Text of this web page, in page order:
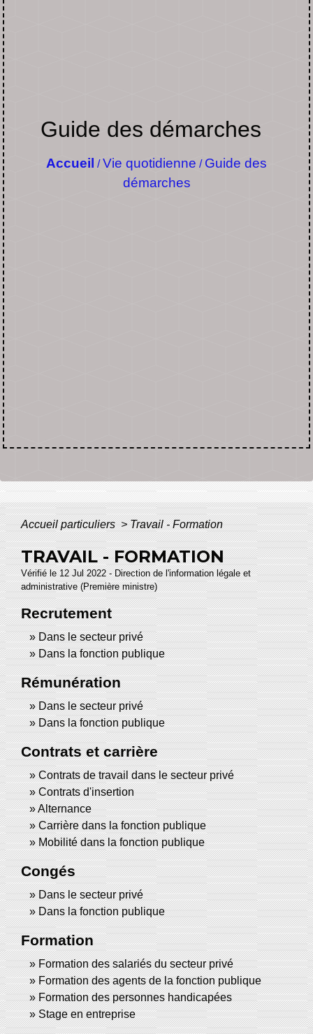
Guide des démarches
Accueil /Vie quotidienne / Guide des
démarches
Accueil particuliers> Travail - Formation
TRAVAIL - FORMATION
Vérifié le 12 Jul 2022 - Direction de l'information légale et
administrative (Première ministre)
Recrutement
Dans le secteur privé
Dans la fonction publique
Rémunération
Dans le secteur privé
Dans la fonction publique
Contrats et carrière
Contrats de travail dans le secteur privé
Contrats d'insertion
Alternance
Carrière dans la fonction publique
Mobilité dans la fonction publique
Congés
Dans le secteur privé
Dans la fonction publique
Formation
Formation des salariés du secteur privé
Formation des agents de la fonction publique
Formation des personnes handicapées
Stage en entreprise